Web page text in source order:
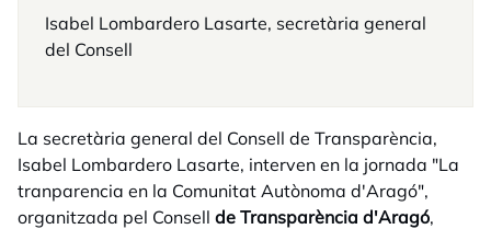
Isabel Lombardero Lasarte, secretària general
del Consell
La secretària general del Consell de Transparència,
Isabel Lombardero Lasarte, interven en la jornada "La
tranparencia en la Comunitat Autònoma d'Aragó",
organitzada pel Consell de Transparència d'Aragó,